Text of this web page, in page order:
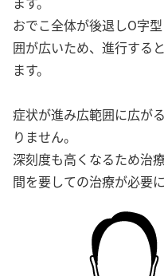
おでこ全体が後退しO字
囲が広いため、進行する
ます。
症状が進み広範囲に広が
りません。
深刻度も高くなるため治
間を要しての治療が必要に